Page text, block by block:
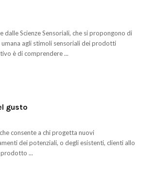
dalle Scienze Sensoriali, che si propongono di
agli stimoli sensoriali dei prodotti
è di comprendere ...
gusto
consente a chi progetta nuovi
dei potenziali, o degli esistenti, clienti allo
...